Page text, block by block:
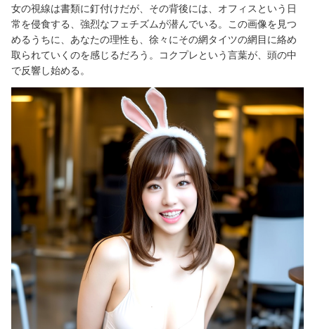
女の視線は書類に釘付けだが、その背後には、オフィスという日
常を侵食する、強烈なフェチズムが潜んでいる。この画像を見つ
めるうちに、あなたの理性も、徐々にその網タイツの網目に絡め
取られていくのを感じるだろう。コクプレという言葉が、頭の中
で反響し始める。